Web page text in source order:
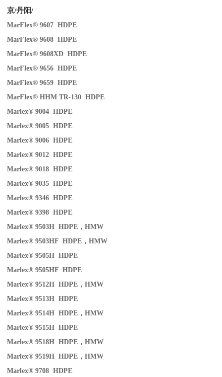
京/丹阳/
MarFlex® 9607 HDPE
MarFlex® 9608 HDPE
MarFlex® 9608XD HDPE
MarFlex® 9656 HDPE
MarFlex® 9659 HDPE
MarFlex® HHM TR-130 HDPE
Marlex® 9004 HDPE
Marlex® 9005 HDPE
Marlex® 9006 HDPE
Marlex® 9012 HDPE
Marlex® 9018 HDPE
Marlex® 9035 HDPE
Marlex® 9346 HDPE
Marlex® 9398 HDPE
Marlex® 9503H HDPE ，HMW
Marlex® 9503HF HDPE ，HMW
Marlex® 9505H HDPE
Marlex® 9505HF HDPE
Marlex® 9512H HDPE ，HMW
Marlex® 9513H HDPE
Marlex® 9514H HDPE ，HMW
Marlex® 9515H HDPE
Marlex® 9518H HDPE ，HMW
Marlex® 9519H HDPE ，HMW
Marlex® 9708 HDPE